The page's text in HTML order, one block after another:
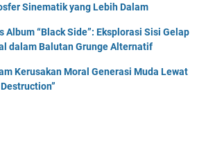
Sinematik yang Lebih Dalam
Album “Black Side”: Eksplorasi Sisi Gelap
dalam Balutan Grunge Alternatif
Kerusakan Moral Generasi Muda Lewat